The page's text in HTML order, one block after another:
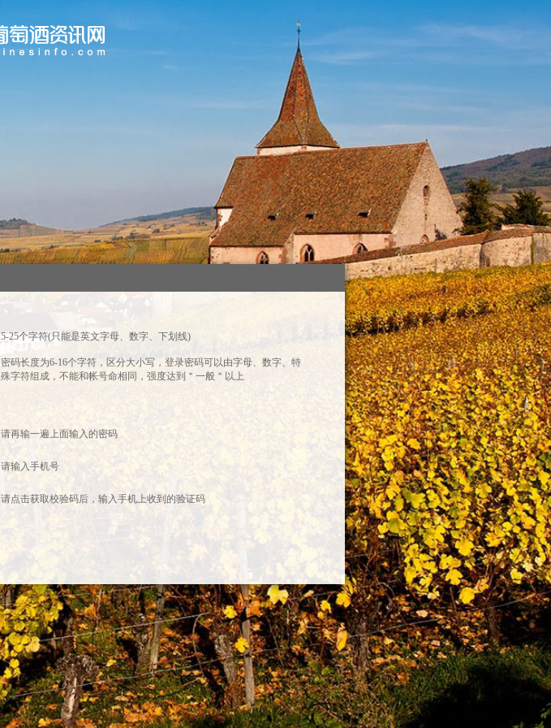
5-25个字符(只能是英文字母、数字、下划线)
密码长度为6-16个字符，区分大小写，登录密码可以由字母、数字、特
殊字符组成，不能和帐号命相同，强度达到＂一般＂以上
请再输一遍上面输入的密码
请输入手机号
请点击获取校验码后，输入手机上收到的验证码